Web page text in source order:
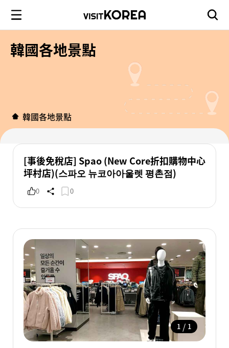
韓國各地景點
韓國各地景點
[事後免稅店] Spao (New Core折扣購物中心
坪村店)(스파오 뉴코아아울렛 평촌점)
0 0
1 / 1